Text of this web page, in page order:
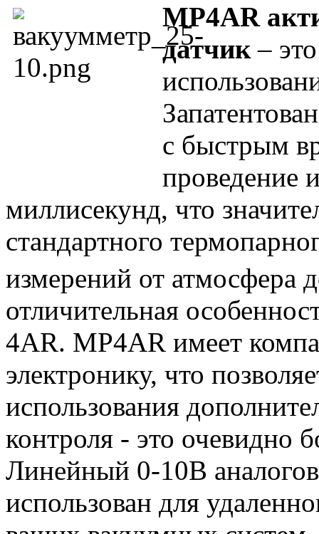
MP4AR
датчик–
с быстрым
проведение
миллисекунд, что
стандартного
измерений от атмосфера
отличительная
4AR. MP4AR имеет
электронику, что
использования
контроля - это очевидно
Линейный 0-10В
использован для